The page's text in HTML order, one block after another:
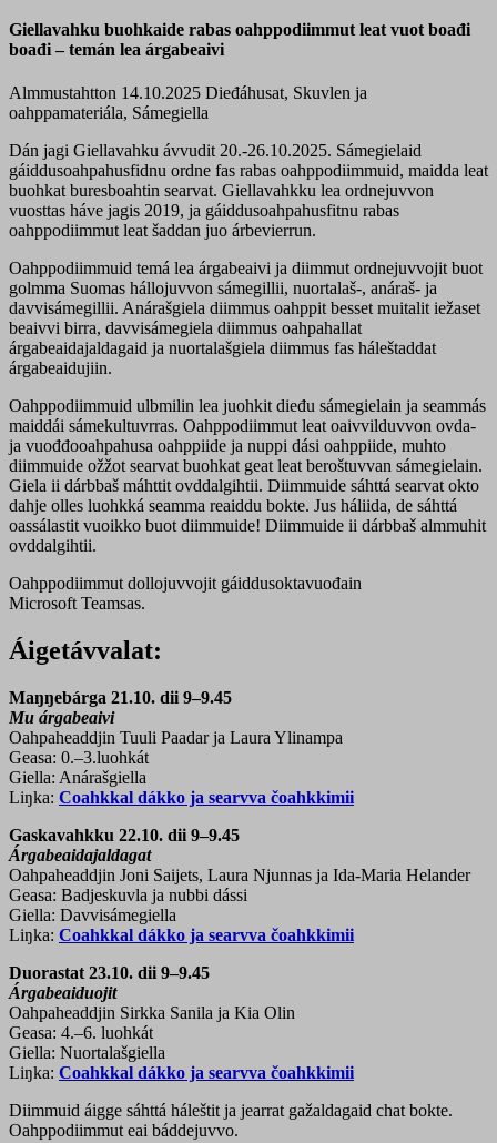
Giellavahku buohkaide rabas oahppodiimmut leat vuot boađi
boađi – temán lea árgabeaivi
Almmustahtton 14.10.2025 Dieđáhusat, Skuvlen ja
oahppamateriála, Sámegiella
Dán jagi Giellavahku ávvudit 20.-26.10.2025. Sámegielaid
gáiddusoahpahusfidnu ordne fas rabas oahppodiimmuid, maidda leat
buohkat buresboahtin searvat. Giellavahkku lea ordnejuvvon
vuosttas háve jagis 2019, ja gáiddusoahpahusfitnu rabas
oahppodiimmut leat šaddan juo árbevierrun.
Oahppodiimmuid temá lea árgabeaivi ja diimmut ordnejuvvojit buot
golmma Suomas hállojuvvon sámegillii, nuortalaš-, anáraš- ja
davvisámegillii. Anárašgiela diimmus oahppit besset muitalit iežaset
beaivvi birra, davvisámegiela diimmus oahpahallat
árgabeaidajaldagaid ja nuortalašgiela diimmus fas háleštaddat
árgabeaidujiin.
Oahppodiimmuid ulbmilin lea juohkit dieđu sámegielain ja seammás
maiddái sámekultuvrras. Oahppodiimmut leat oaivvilduvvon ovda-
ja vuođđooahpahusa oahppiide ja nuppi dási oahppiide, muhto
diimmuide ožžot searvat buohkat geat leat beroštuvvan sámegielain.
Giela ii dárbbaš máhttit ovddalgihtii. Diimmuide sáhttá searvat okto
dahje olles luohkká seamma reaiddu bokte. Jus háliida, de sáhttá
oassálastit vuoikko buot diimmuide! Diimmuide ii dárbbaš almmuhit
ovddalgihtii.
Oahppodiimmut dollojuvvojit gáiddusoktavuođain
Microsoft Teamsas.
Áigetávvalat:
Maŋŋebárga 21.10. dii 9–9.45
Mu árgabeaivi
Oahpaheaddjin Tuuli Paadar ja Laura Ylinampa
Geasa: 0.–3.luohkát
Giella: Anárašgiella
Liŋka: Coahkkal dákko ja searvva čoahkkimii
Gaskavahkku 22.10. dii 9–9.45
Árgabeaidajaldagat
Oahpaheaddjin Joni Saijets, Laura Njunnas ja Ida-Maria Helander
Geasa: Badjeskuvla ja nubbi dássi
Giella: Davvisámegiella
Liŋka: Coahkkal dákko ja searvva čoahkkimii
Duorastat 23.10. dii 9–9.45
Árgabeaiduojit
Oahpaheaddjin Sirkka Sanila ja Kia Olin
Geasa: 4.–6. luohkát
Giella: Nuortalašgiella
Liŋka: Coahkkal dákko ja searvva čoahkkimii
Diimmuid áigge sáhttá háleštit ja jearrat gažaldagaid chat bokte.
Oahppodiimmut eai báddejuvvo.